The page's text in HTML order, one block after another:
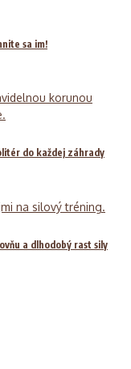
sa im!
do každej záhrady
a dlhodobý rast sily